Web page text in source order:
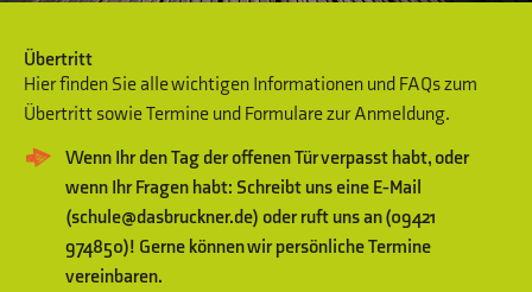
Übertritt
Hier finden Sie alle wichtigen Informationen und FAQs zum
Übertritt sowie Termine und Formulare zur Anmeldung.
Wenn Ihr den Tag der offenen Tür verpasst habt, oder
wenn Ihr Fragen habt: Schreibt uns eine E-Mail
(schule@dasbruckner.de) oder ruft uns an (09421
974850)! Gerne können wir persönliche Termine
vereinbaren.